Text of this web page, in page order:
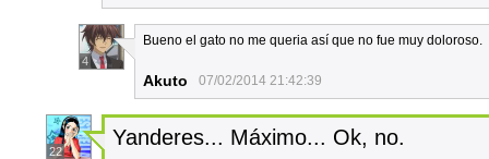
4
Bueno el gato no me queria así que no fue muy doloroso.
Akuto 07/02/2014 21:42:39
22
Yanderes... Máximo... Ok, no.